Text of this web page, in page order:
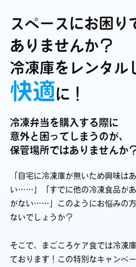
スペースにお困り
ありませんか？
冷凍庫をレンタル
快適に！
冷凍弁当を購入する際に
意外と困ってしまうのが、
保管場所ではありませんか
「自宅に冷凍庫が無いため興味は
い……」
「すでに他の冷凍食品が
がない……」
このようにお悩みの
ないでしょうか？
そこで、まごころケア食では冷凍
ております！ この特別なキャンペ